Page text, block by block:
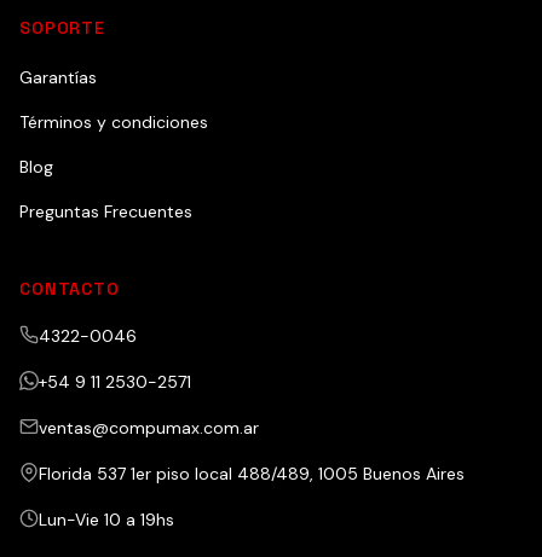
SOPORTE
Garantías
Términos y condiciones
Blog
Preguntas Frecuentes
CONTACTO
4322-0046
+54 9 11 2530-2571
ventas@compumax.com.ar
Florida 537 1er piso local 488/489, 1005 Buenos Aires
Lun-Vie 10 a 19hs